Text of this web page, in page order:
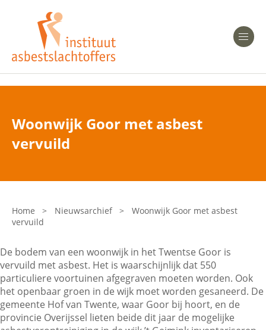
Heeft u Mesothelioom?
Heeft u Asbestose?
Bent u arts?
Asbest en Gezondheid
Laatste nieuws
Onze organisatie
Veelgestelde vragen
Contactgegevens
Woonwijk Goor met asbest
vervuild
Home > Nieuwsarchief >
Woonwijk Goor met asbest
vervuild
De bodem van een woonwijk in het Twentse Goor is
vervuild met asbest. Het is waarschijnlijk dat 550
particuliere voortuinen afgegraven moeten worden. Ook
het openbaar groen in de wijk moet worden gesaneerd. De
gemeente Hof van Twente, waar Goor bij hoort, en de
provincie Overijssel lieten beide dit jaar de mogelijke